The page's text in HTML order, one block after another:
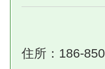
住所：186-